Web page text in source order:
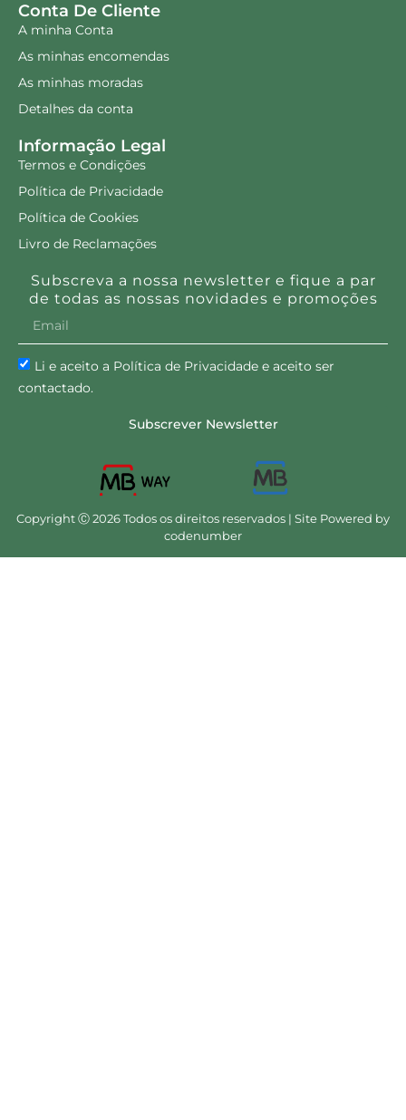
Conta De Cliente
A minha Conta
As minhas encomendas
As minhas moradas
Detalhes da conta
Informação Legal
Termos e Condições
Política de Privacidade
Política de Cookies
Livro de Reclamações
Subscreva a nossa newsletter e fique a par
de todas as nossas novidades e promoções
Li e aceito a Política de Privacidade e aceito ser
contactado.
Subscrever Newsletter
Copyright Ⓒ 2026 Todos os direitos reservados | Site Powered by
codenumber